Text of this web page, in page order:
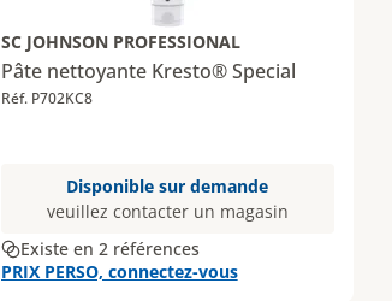
SC JOHNSON PROFESSIONAL
Pâte nettoyante Kresto® Special
Réf. P702KC8
Disponible sur demande
veuillez contacter un magasin
Existe en 2 références
PRIX PERSO, connectez-vous